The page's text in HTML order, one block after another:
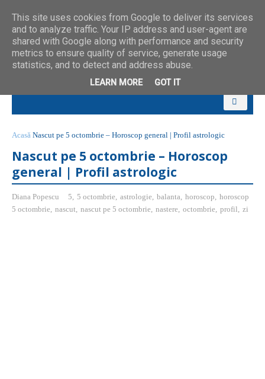
Acasă Nascut pe 5 octombrie – Horoscop general | Profil astrologic
Nascut pe 5 octombrie – Horoscop
general | Profil astrologic
Diana Popescu 5, 5 octombrie, astrologie, balanta, horoscop, horoscop
5 octombrie, nascut, nascut pe 5 octombrie, nastere, octombrie, profil, zi
This site uses cookies from Google to deliver its services
and to analyze traffic. Your IP address and user-agent are
shared with Google along with performance and security
metrics to ensure quality of service, generate usage
statistics, and to detect and address abuse.
LEARN MORE GOT IT